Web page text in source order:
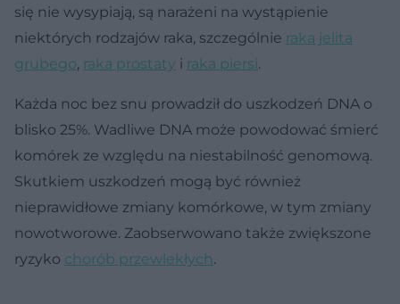
się nie wysypiają, są narażeni na wystąpienie
niektórych rodzajów raka, szczególnie raka jelita
grubego, raka prostaty i raka piersi.
Każda noc bez snu prowadził do uszkodzeń DNA o
blisko 25%. Wadliwe DNA może powodować śmierć
komórek ze względu na niestabilność genomową.
Skutkiem uszkodzeń mogą być również
nieprawidłowe zmiany komórkowe, w tym zmiany
nowotworowe. Zaobserwowano także zwiększone
ryzyko chorób przewlekłych.